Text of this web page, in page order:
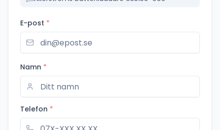
E-post *
Namn *
Telefon *